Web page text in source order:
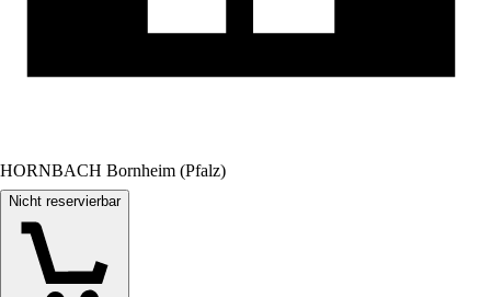
HORNBACH Bornheim (Pfalz)
Nicht reservierbar